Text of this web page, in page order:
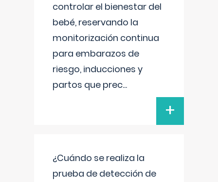
controlar el bienestar del
bebé, reservando la
monitorización continua
para embarazos de
riesgo, inducciones y
partos que prec...
+
¿Cuándo se realiza la
prueba de detección de